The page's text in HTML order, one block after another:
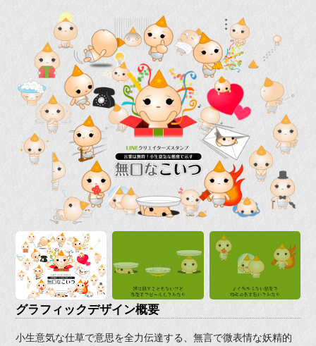
グラフィックデザイン概要
小生意気な仕草で意思を全力伝達する、無言で微表情な妖精的